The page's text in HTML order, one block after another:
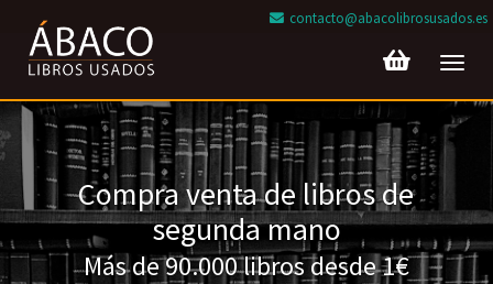
contacto@abacolibrosusados.es
Compra venta de libros de
segunda mano
Más de 90.000 libros desde 1€